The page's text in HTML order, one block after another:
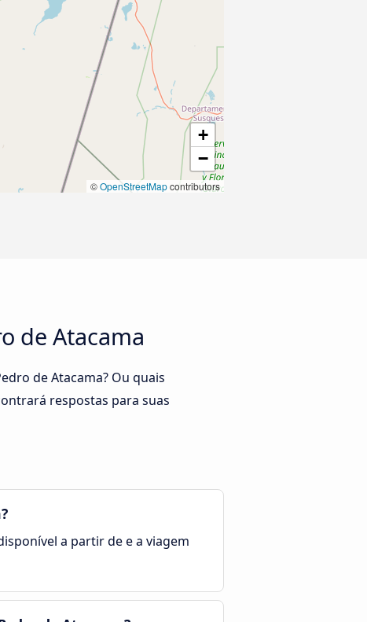
+
−
©OpenStreetMapcontributors
de Atacama
de Atacama? Ou quais
respostas para suas
a partir de e a viagem